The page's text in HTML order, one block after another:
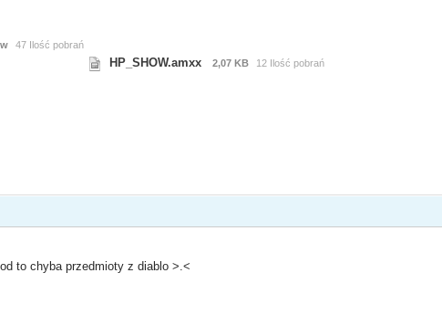
47 Ilość pobrań
HP_SHOW.amxx 2,07 KB 12 Ilość pobrań
to chyba przedmioty z diablo >.<